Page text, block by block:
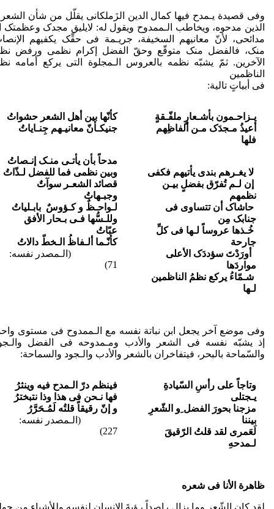
وفی قصیدة یـمدح فیها کمال الدین الزَملکانی یقلّل من شأن
الذین مدحوه، ویخاطب الـممدوح ویقول له: لایلیق مجدک وعظمتک
مدائحی، لأنّ معانیهم السخیفة، جریـمة فی حقِّک یکفیهم
منک، فالفضل منک متوقّع وحقّ الفضل إکرام نظمی ورفض
الآخرین. ثمّ یشبّه نظمه بالعروس الـمجلوة التی یرکع أمامه
الناظمین
فی أبیاتٍ تالیة:
یـزاحـمون بأشـعارٍ ملفّـقةٍ
أعیذُ مـجدَک مـن ألفاظِهم
فلها
لا یغـرهم بندى یأتیهم فکفى
إن لـم تُفرّق بفضلٍ بیـن
نظمهم
حاشاک أن تتساوى فی
جنابک مِن
خُـذها عروساً لـها فی کلِّ
جارحة
أورَدْتَ سؤددَک الأعلى
مواردَها
شـمّاءُ یرکع نظمُ الناظمین
لـها
کأنّها بین أهل الشعر حشواتُ
جنیکـأنّ معانیـهم جِنـایاتُ
مدحاً بأن یأتـی منـک إنـصاتُ
وبین نظمی فما للفضل لـذّاتُ
قصائد الشعـر سوآتٌ
وجبـهاتُ
لـواحـظٌ و کـؤوسٌ بابـلیاتُ
وللـسُّها فـی بـحار الأفق
عبّاتُ
کأنّـما ألـفاظُ الـخطّ دالاتُ
(الـمصدر نفسه:
71)
وفی موضع آخر یجعل ابن نباتة نفسه مع الـممدوح فی مستوی
إذ یشبّه نفسه فی الشعر والأدب ومـمدوحه فی الفضل
والسّماحة بالبحر، فیتفاخران بالشعر والأدب والـجود والسماحة:
وتاجاً على رأسِ السّیادةِ
یـجتلی
مزجنا بحورَ الفضل ِو الشّعرِ
بیننا
لَعَمری لقد قلتُ الرّقیقَ
لـمدحهِ
فینظم درّ الـمدح فیه وینثرُ
فها نـحن فی هذا وذا نتبخترُ
و إنّ رقیقاً قلتُه لَمُـحَرَّرُ
(الـمصدر نفسه:
227)
ظاهرة الأنا فی شعره
لقد کان الشّعر وما­­ یزال راصداً رؤیةَ الإنسان لنفسه وللأشیاء من